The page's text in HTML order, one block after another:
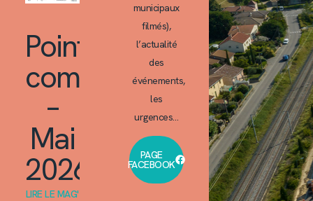
Point
commun
–
Mai
2026
LIRE LE MAG'
municipaux
filmés),
l’actualité
des
événements,
les
urgences…
PAGE
FACEBOOK